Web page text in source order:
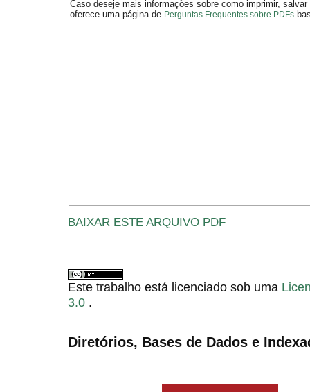
Caso deseje mais informações sobre como imprimir,
oferece uma página de Perguntas Frequentes sobre PDFs
BAIXAR ESTE ARQUIVO PDF
Este trabalho está licenciado sob uma
3.0 .
Diretórios, Bases de Dados e